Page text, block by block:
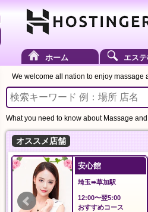
ホーム エス
We welcome all nation to enjoy massage
What you need to know about Massage
オススメ店舗
安心館
埼玉➠草加駅
12:00〜翌5:00
おすすめコース